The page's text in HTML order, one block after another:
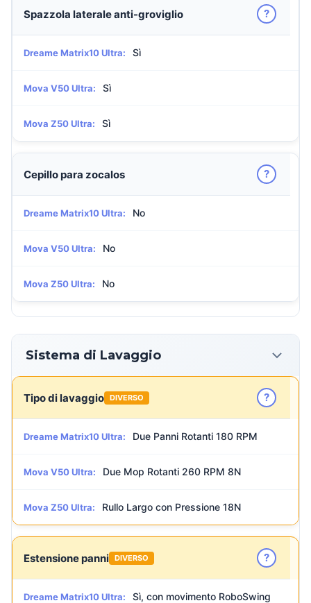
Spazzola laterale anti-groviglio ?
Dreame Matrix10 Ultra: Sì
Mova V50 Ultra: Sì
Mova Z50 Ultra: Sì
Cepillo para zocalos ?
Dreame Matrix10 Ultra: No
Mova V50 Ultra: No
Mova Z50 Ultra: No
Sistema di Lavaggio
Tipo di lavaggio DIVERSO ?
Dreame Matrix10 Ultra: Due Panni Rotanti 180 RPM
Mova V50 Ultra: Due Mop Rotanti 260 RPM 8N
Mova Z50 Ultra: Rullo Largo con Pressione 18N
Estensione panni DIVERSO ?
Dreame Matrix10 Ultra: Sì, con movimento RoboSwing